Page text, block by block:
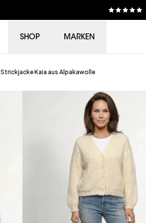
SHOP MARKEN
Strickjacke Kaia aus Alpakawolle